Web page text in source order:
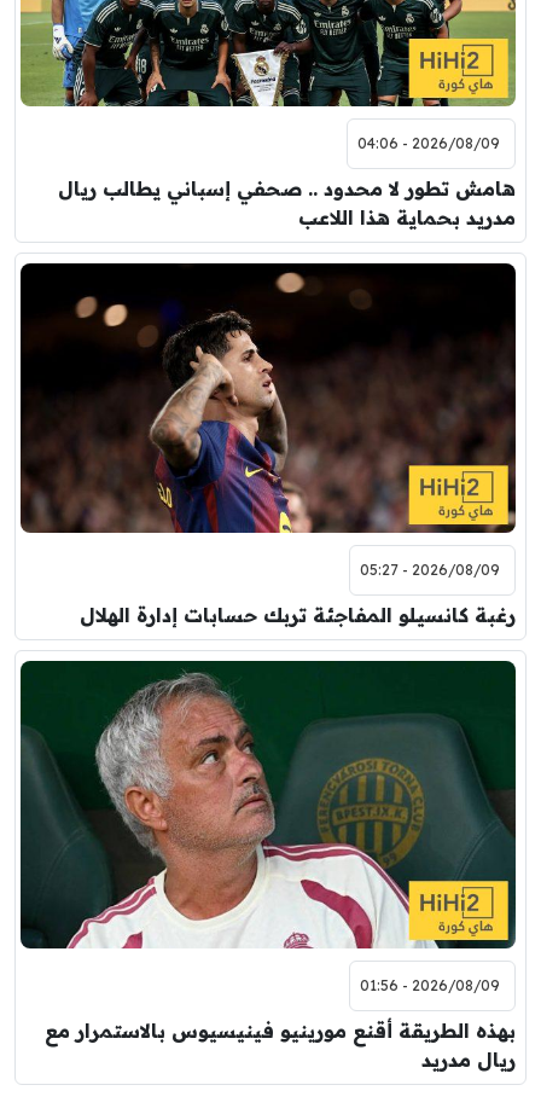
2026/08/09 - 04:06
هامش تطور لا محدود .. صحفي إسباني يطالب ريال
مدريد بحماية هذا اللاعب
2026/08/09 - 05:27
رغبة كانسيلو المفاجئة تربك حسابات إدارة الهلال
2026/08/09 - 01:56
بهذه الطريقة أقنع مورينيو فينيسيوس بالاستمرار مع
ريال مدريد